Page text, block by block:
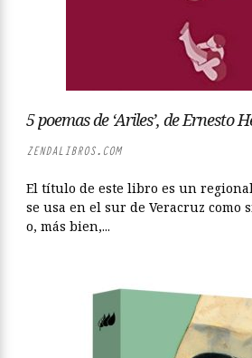
5 poemas de ‘Ariles’, de Ernesto
ZENDALIBROS.COM
El título de este libro es un
se usa en el sur de Veracruz como
o, más bien,...